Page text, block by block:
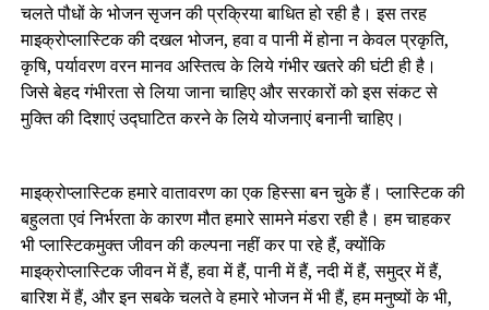
चलते पौधों के भोजन सृजन की प्रक्रिया बाधित हो रही है। इस तरह
माइक्रोप्लास्टिक की दखल भोजन, हवा व पानी में होना न केवल प्रकृति,
कृषि, पर्यावरण वरन मानव अस्तित्व के लिये गंभीर खतरे की घंटी ही है।
जिसे बेहद गंभीरता से लिया जाना चाहिए और सरकारों को इस संकट से
मुक्ति की दिशाएं उद्घाटित करने के लिये योजनाएं बनानी चाहिए।
माइक्रोप्लास्टिक हमारे वातावरण का एक हिस्सा बन चुके हैं। प्लास्टिक की
बहुलता एवं निर्भरता के कारण मौत हमारे सामने मंडरा रही है। हम चाहकर
भी प्लास्टिकमुक्त जीवन की कल्पना नहीं कर पा रहे हैं, क्योंकि
माइक्रोप्लास्टिक जीवन में हैं, हवा में हैं, पानी में हैं, नदी में हैं, समुद्र में हैं,
बारिश में हैं, और इन सबके चलते वे हमारे भोजन में भी हैं, हम मनुष्यों के भी,